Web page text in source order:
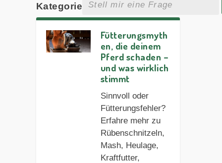
Kategorie
Fütterungsmyth
en, die deinem
Pferd schaden –
und was wirklich
stimmt
Sinnvoll oder
Fütterungsfehler?
Erfahre mehr zu
Rübenschnitzeln,
Mash, Heulage,
Kraftfutter,